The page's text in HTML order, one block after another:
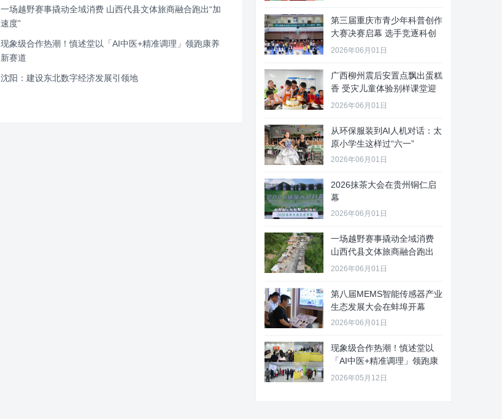
一场越野赛事撬动全域消费 山西代县文体旅商融合跑出“加
速度”
现象级合作热潮！慎述堂以「AI中医+精准调理」领跑康养
新赛道
沈阳：建设东北数字经济发展引领地
第三届重庆市青少年科普创作
大赛决赛启幕 选手竞逐科创
舞台
2026年06月01日
广西柳州震后安置点飘出蛋糕
香 受灾儿童体验别样课堂迎
“六
2026年06月01日
从环保服装到AI人机对话：太
原小学生这样过“六一”
2026年06月01日
2026抹茶大会在贵州铜仁启
幕
2026年06月01日
一场越野赛事撬动全域消费
山西代县文体旅商融合跑出
“加速
2026年06月01日
第八届MEMS智能传感器产业
生态发展大会在蚌埠开幕
2026年06月01日
现象级合作热潮！慎述堂以
「AI中医+精准调理」领跑康
养新
2026年05月12日